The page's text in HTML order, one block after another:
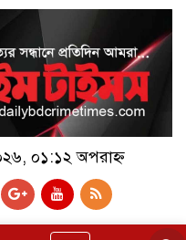
০১:১২ অপরাহ্ন